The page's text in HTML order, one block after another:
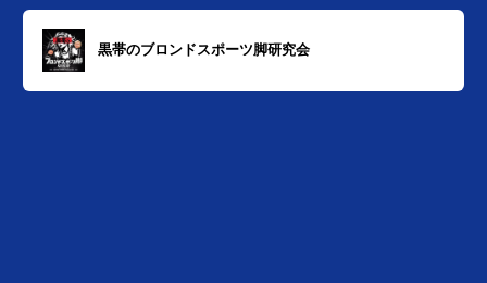
黒帯のブロンドスポーツ脚研究会